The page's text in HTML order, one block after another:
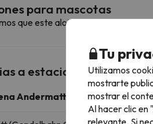
para mascotas
que este alojamiento no admite
a estaciones de esquí
Andermatt Sedrun70 km
Tu
Utilizamos
mostrarte
mostrar el
Al hacer clic
relevante. Si